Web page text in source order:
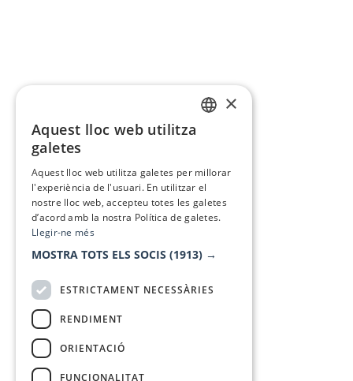
×
Aquest lloc web utilitza
galetes
Aquest lloc web utilitza galetes per millorar
l'experiència de l'usuari. En utilitzar el
nostre lloc web, accepteu totes les galetes
d’acord amb la nostra Política de galetes.
Llegir-ne més
MOSTRA TOTS ELS SOCIS (1913) →
ESTRICTAMENT NECESSÀRIES
RENDIMENT
ORIENTACIÓ
FUNCIONALITAT